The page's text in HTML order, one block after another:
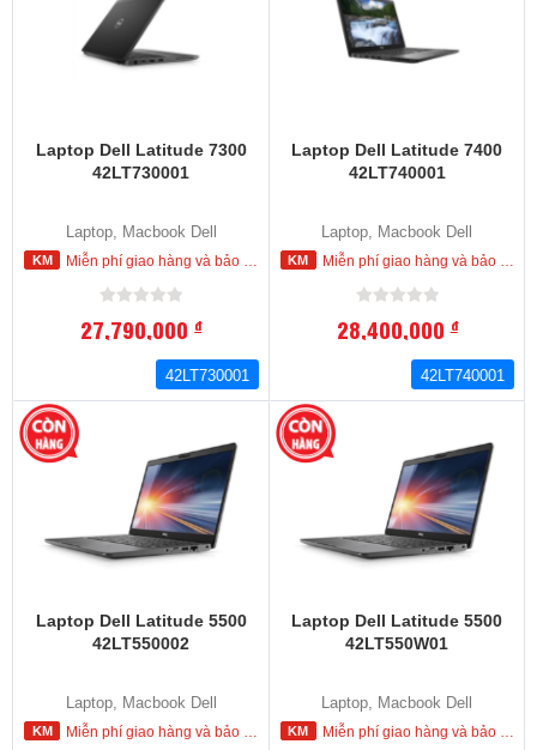
Laptop Dell Latitude 7300
42LT730001
Laptop, Macbook Dell
Miễn phí giao hàng và bảo hành tận nơi trong nội thành HCM
27,790,000đ
42LT730001
Laptop Dell Latitude 7400
42LT740001
Laptop, Macbook Dell
Miễn phí giao hàng và bảo hành tận nơi trong nội thành HCM
28,400,000đ
42LT740001
Laptop Dell Latitude 5500
42LT550002
Laptop, Macbook Dell
Miễn phí giao hàng và bảo hành tận nơi trong nội thành HCM
Laptop Dell Latitude 5500
42LT550W01
Laptop, Macbook Dell
Miễn phí giao hàng và bảo hành tận nơi trong nội thành HCM